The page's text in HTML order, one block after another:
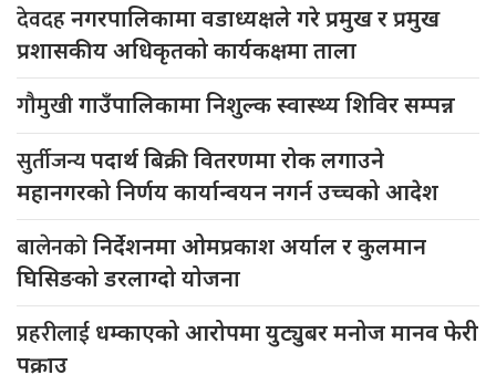
देवदहनगरपालिकामा वडाध्यक्षले गरे प्रमुख र प्रमुख
प्रशासकीय अधिकृतको कार्यकक्षमा ताला
गौमुखीगाउँपालिकामा निशुल्क स्वास्थ्य शिविर सम्पन्न
सुर्तीजन्यपदार्थ बिक्री वितरणमा रोक लगाउने
महानगरको निर्णय कार्यान्वयन नगर्न उच्चको आदेश
बालेनकोनिर्देशनमा ओमप्रकाश अर्याल र कुलमान
घिसिङको डरलाग्दो योजना
प्रहरीलाई धम्काएको आरोपमा युट्युबर मनोज मानव फेरी
पक्राउ